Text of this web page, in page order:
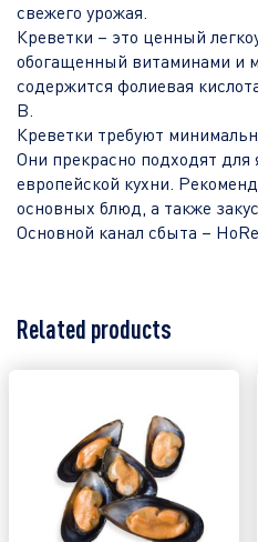
свежего урожая.
Креветки – это ценный
обогащенный витаминами и
содержится фолиевая
B.
Креветки требуют
Они прекрасно подходят для
европейской кухни.
основных блюд, а также
Основной канал сбыта –
Related products